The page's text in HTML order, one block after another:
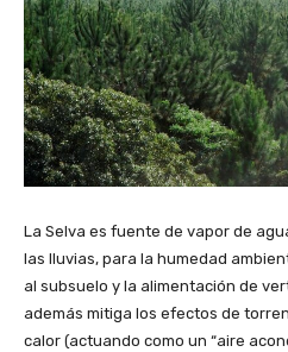
La Selva es fuente de vapor de
las lluvias, para la humedad
al subsuelo y la alimentación de
además mitiga los efectos de
calor (actuando como un “aire